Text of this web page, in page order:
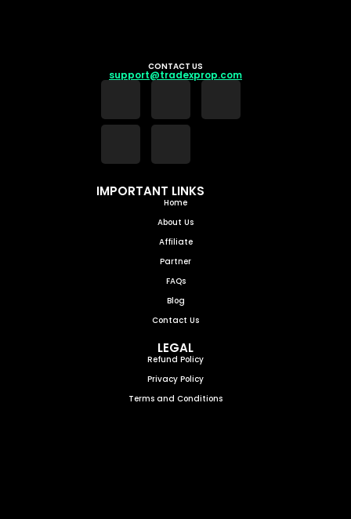
CONTACT US
support@tradexprop.com
IMPORTANT LINKS
Home
About Us
Affiliate
Partner
FAQs
Blog
Contact Us
LEGAL
Refund Policy
Privacy Policy
Terms and Conditions